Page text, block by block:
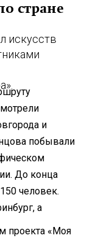
стране
искусств
и
побывали
До конца
человек.
а
проекта «Моя